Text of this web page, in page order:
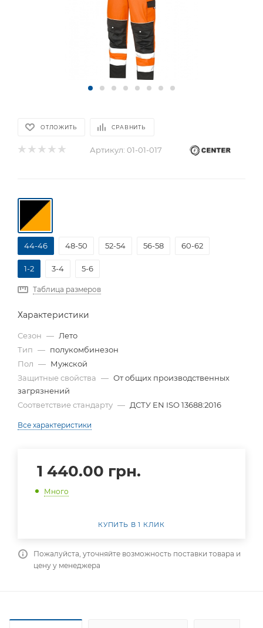
ОТЛОЖИТЬ СРАВНИТЬ
Артикул: 01-01-017
44-46 48-50 52-54 56-58 60-62
1-2 3-4 5-6
Таблица размеров
Характеристики
Сезон — Лето
Тип — полукомбинезон
Пол — Мужской
Защитные свойства — От общих производственных
загрязнений
Соответствие стандарту — ДСТУ EN ISO 13688:2016
Все характеристики
1 440.00 грн.
Много
КУПИТЬ В 1 КЛИК
Пожалуйста, уточняйте возможность поставки товара и
цену у менеджера